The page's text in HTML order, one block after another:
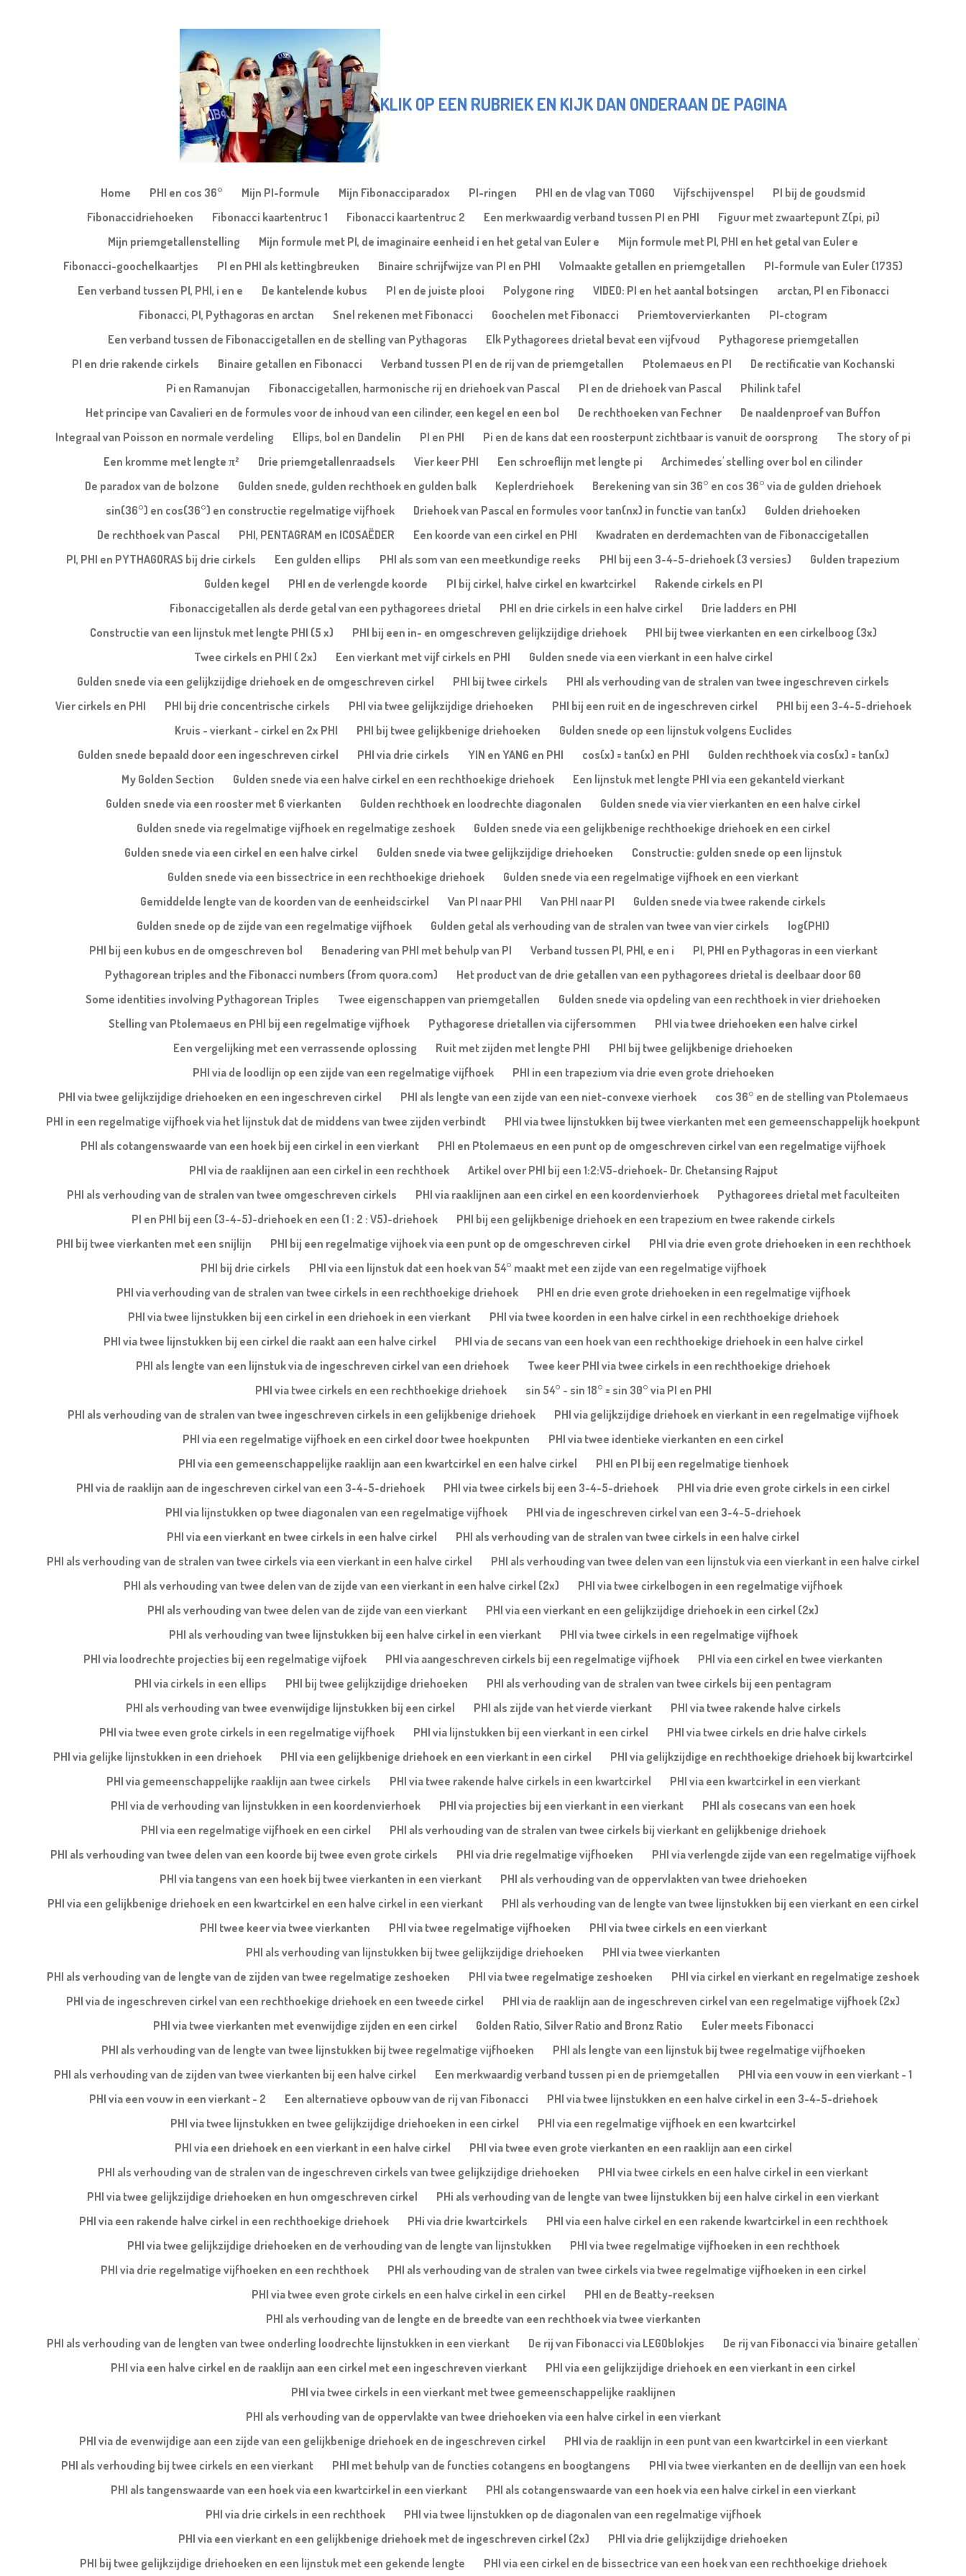
KLIK OP EEN RUBRIEK EN KIJK DAN ONDERAAN DE PAGINA
Home PHI en cos 36° Mijn PI-formule Mijn Fibonacciparadox PI-ringen PHI en de vlag van TOGO Vijfschijvenspel
PI bij de goudsmid
Fibonaccidriehoeken
Fibonacci kaartentruc 1 Fibonacci kaartentruc 2 Een merkwaardig verband tussen PI en PHI
Figuur met zwaartepunt Z(pi, pi)
Mijn priemgetallenstelling
Mijn formule met PI, de imaginaire eenheid i en het getal van Euler e
Mijn formule met PI, PHI en het getal van Euler e
Fibonacci-goochelkaartjes
PI en PHI als kettingbreuken Binaire schrijfwijze van PI en PHI Volmaakte getallen en priemgetallen
PI-formule van Euler (1735)
Een verband tussen PI, PHI, i en e
De kantelende kubus PI en de juiste plooi Polygone ring VIDEO: PI en het aantal botsingen
arctan, PI en Fibonacci
Fibonacci, PI, Pythagoras en arctan
Snel rekenen met Fibonacci Goochelen met Fibonacci Priemtovervierkanten
PI-ctogram
Een verband tussen de Fibonaccigetallen en de stelling van Pythagoras
Elk Pythagorees drietal bevat een vijfvoud
Pythagorese priemgetallen
PI en drie rakende cirkels
Binaire getallen en Fibonacci Verband tussen PI en de rij van de priemgetallen Ptolemaeus en PI
De rectificatie van Kochanski
Pi en Ramanujan
Fibonaccigetallen, harmonische rij en driehoek van Pascal PI en de driehoek van Pascal
Philink tafel
Het principe van Cavalieri en de formules voor de inhoud van een cilinder, een kegel en een bol
De rechthoeken van Fechner
De naaldenproef van Buffon
Integraal van Poisson en normale verdeling
Ellips, bol en Dandelin PI en PHI Pi en de kans dat een roosterpunt zichtbaar is vanuit de oorsprong
The story of pi
Een kromme met lengte π²
Drie priemgetallenraadsels Vier keer PHI Een schroeflijn met lengte pi
Archimedes' stelling over bol en cilinder
De paradox van de bolzone
Gulden snede, gulden rechthoek en gulden balk Keplerdriehoek
Berekening van sin 36° en cos 36° via de gulden driehoek
sin(36°) en cos(36°) en constructie regelmatige vijfhoek
Driehoek van Pascal en formules voor tan(nx) in functie van tan(x)
Gulden driehoeken
De rechthoek van Pascal
PHI, PENTAGRAM en ICOSAËDER Een koorde van een cirkel en PHI
Kwadraten en derdemachten van de Fibonaccigetallen
PI, PHI en PYTHAGORAS bij drie cirkels
Een gulden ellips PHI als som van een meetkundige reeks PHI bij een 3-4-5-driehoek (3 versies)
Gulden trapezium
Gulden kegel
PHI en de verlengde koorde PI bij cirkel, halve cirkel en kwartcirkel
Rakende cirkels en PI
Fibonaccigetallen als derde getal van een pythagorees drietal
PHI en drie cirkels in een halve cirkel
Drie ladders en PHI
Constructie van een lijnstuk met lengte PHI (5 x)
PHI bij een in- en omgeschreven gelijkzijdige driehoek
PHI bij twee vierkanten en een cirkelboog (3x)
Twee cirkels en PHI ( 2x)
Een vierkant met vijf cirkels en PHI
Gulden snede via een vierkant in een halve cirkel
Gulden snede via een gelijkzijdige driehoek en de omgeschreven cirkel
PHI bij twee cirkels
PHI als verhouding van de stralen van twee ingeschreven cirkels
Vier cirkels en PHI
PHI bij drie concentrische cirkels PHI via twee gelijkzijdige driehoeken PHI bij een ruit en de ingeschreven cirkel
PHI bij een 3-4-5-driehoek
Kruis - vierkant - cirkel en 2x PHI
PHI bij twee gelijkbenige driehoeken
Gulden snede op een lijnstuk volgens Euclides
Gulden snede bepaald door een ingeschreven cirkel
PHI via drie cirkels YIN en YANG en PHI cos(x) = tan(x) en PHI
Gulden rechthoek via cos(x) = tan(x)
My Golden Section
Gulden snede via een halve cirkel en een rechthoekige driehoek
Een lijnstuk met lengte PHI via een gekanteld vierkant
Gulden snede via een rooster met 6 vierkanten
Gulden rechthoek en loodrechte diagonalen
Gulden snede via vier vierkanten en een halve cirkel
Gulden snede via regelmatige vijfhoek en regelmatige zeshoek
Gulden snede via een gelijkbenige rechthoekige driehoek en een cirkel
Gulden snede via een cirkel en een halve cirkel
Gulden snede via twee gelijkzijdige driehoeken
Constructie: gulden snede op een lijnstuk
Gulden snede via een bissectrice in een rechthoekige driehoek
Gulden snede via een regelmatige vijfhoek en een vierkant
Gemiddelde lengte van de koorden van de eenheidscirkel
Van PI naar PHI Van PHI naar PI
Gulden snede via twee rakende cirkels
Gulden snede op de zijde van een regelmatige vijfhoek
Gulden getal als verhouding van de stralen van twee van vier cirkels
log(PHI)
PHI bij een kubus en de omgeschreven bol
Benadering van PHI met behulp van PI Verband tussen PI, PHI, e en i
PI, PHI en Pythagoras in een vierkant
Pythagorean triples and the Fibonacci numbers (from quora.com)
Het product van de drie getallen van een pythagorees drietal is deelbaar door 60
Some identities involving Pythagorean Triples
Twee eigenschappen van priemgetallen
Gulden snede via opdeling van een rechthoek in vier driehoeken
Stelling van Ptolemaeus en PHI bij een regelmatige vijfhoek
Pythagorese drietallen via cijfersommen
PHI via twee driehoeken een halve cirkel
Een vergelijking met een verrassende oplossing
Ruit met zijden met lengte PHI
PHI bij twee gelijkbenige driehoeken
PHI via de loodlijn op een zijde van een regelmatige vijfhoek
PHI in een trapezium via drie even grote driehoeken
PHI via twee gelijkzijdige driehoeken en een ingeschreven cirkel
PHI als lengte van een zijde van een niet-convexe vierhoek
cos 36° en de stelling van Ptolemaeus
PHI in een regelmatige vijfhoek via het lijnstuk dat de middens van twee zijden verbindt
PHI via twee lijnstukken bij twee vierkanten met een gemeenschappelijk hoekpunt
PHI als cotangenswaarde van een hoek bij een cirkel in een vierkant
PHI en Ptolemaeus en een punt op de omgeschreven cirkel van een regelmatige vijfhoek
PHI via de raaklijnen aan een cirkel in een rechthoek
Artikel over PHI bij een 1:2:V5-driehoek- Dr. Chetansing Rajput
PHI als verhouding van de stralen van twee omgeschreven cirkels
PHI via raaklijnen aan een cirkel en een koordenvierhoek
Pythagorees drietal met faculteiten
PI en PHI bij een (3-4-5)-driehoek en een (1 : 2 : V5)-driehoek
PHI bij een gelijkbenige driehoek en een trapezium en twee rakende cirkels
PHI bij twee vierkanten met een snijlijn
PHI bij een regelmatige vijhoek via een punt op de omgeschreven cirkel
PHI via drie even grote driehoeken in een rechthoek
PHI bij drie cirkels
PHI via een lijnstuk dat een hoek van 54° maakt met een zijde van een regelmatige vijfhoek
PHI via verhouding van de stralen van twee cirkels in een rechthoekige driehoek
PHI en drie even grote driehoeken in een regelmatige vijfhoek
PHI via twee lijnstukken bij een cirkel in een driehoek in een vierkant
PHI via twee koorden in een halve cirkel in een rechthoekige driehoek
PHI via twee lijnstukken bij een cirkel die raakt aan een halve cirkel
PHI via de secans van een hoek van een rechthoekige driehoek in een halve cirkel
PHI als lengte van een lijnstuk via de ingeschreven cirkel van een driehoek
Twee keer PHI via twee cirkels in een rechthoekige driehoek
PHI via twee cirkels en een rechthoekige driehoek
sin 54° - sin 18° = sin 30° via PI en PHI
PHI als verhouding van de stralen van twee ingeschreven cirkels in een gelijkbenige driehoek
PHI via gelijkzijdige driehoek en vierkant in een regelmatige vijfhoek
PHI via een regelmatige vijfhoek en een cirkel door twee hoekpunten
PHI via twee identieke vierkanten en een cirkel
PHI via een gemeenschappelijke raaklijn aan een kwartcirkel en een halve cirkel
PHI en PI bij een regelmatige tienhoek
PHI via de raaklijn aan de ingeschreven cirkel van een 3-4-5-driehoek
PHI via twee cirkels bij een 3-4-5-driehoek
PHI via drie even grote cirkels in een cirkel
PHI via lijnstukken op twee diagonalen van een regelmatige vijfhoek
PHI via de ingeschreven cirkel van een 3-4-5-driehoek
PHI via een vierkant en twee cirkels in een halve cirkel
PHI als verhouding van de stralen van twee cirkels in een halve cirkel
PHI als verhouding van de stralen van twee cirkels via een vierkant in een halve cirkel
PHI als verhouding van twee delen van een lijnstuk via een vierkant in een halve cirkel
PHI als verhouding van twee delen van de zijde van een vierkant in een halve cirkel (2x)
PHI via twee cirkelbogen in een regelmatige vijfhoek
PHI als verhouding van twee delen van de zijde van een vierkant
PHI via een vierkant en een gelijkzijdige driehoek in een cirkel (2x)
PHI als verhouding van twee lijnstukken bij een halve cirkel in een vierkant
PHI via twee cirkels in een regelmatige vijfhoek
PHI via loodrechte projecties bij een regelmatige vijfoek
PHI via aangeschreven cirkels bij een regelmatige vijfhoek
PHI via een cirkel en twee vierkanten
PHI via cirkels in een ellips
PHI bij twee gelijkzijdige driehoeken
PHI als verhouding van de stralen van twee cirkels bij een pentagram
PHI als verhouding van twee evenwijdige lijnstukken bij een cirkel
PHI als zijde van het vierde vierkant
PHI via twee rakende halve cirkels
PHI via twee even grote cirkels in een regelmatige vijfhoek
PHI via lijnstukken bij een vierkant in een cirkel
PHI via twee cirkels en drie halve cirkels
PHI via gelijke lijnstukken in een driehoek
PHI via een gelijkbenige driehoek en een vierkant in een cirkel
PHI via gelijkzijdige en rechthoekige driehoek bij kwartcirkel
PHI via gemeenschappelijke raaklijn aan twee cirkels
PHI via twee rakende halve cirkels in een kwartcirkel
PHI via een kwartcirkel in een vierkant
PHI via de verhouding van lijnstukken in een koordenvierhoek
PHI via projecties bij een vierkant in een vierkant
PHI als cosecans van een hoek
PHI via een regelmatige vijfhoek en een cirkel
PHI als verhouding van de stralen van twee cirkels bij vierkant en gelijkbenige driehoek
PHI als verhouding van twee delen van een koorde bij twee even grote cirkels
PHI via drie regelmatige vijfhoeken
PHI via verlengde zijde van een regelmatige vijfhoek
PHI via tangens van een hoek bij twee vierkanten in een vierkant
PHI als verhouding van de oppervlakten van twee driehoeken
PHI via een gelijkbenige driehoek en een kwartcirkel en een halve cirkel in een vierkant
PHI als verhouding van de lengte van twee lijnstukken bij een vierkant en een cirkel
PHI twee keer via twee vierkanten
PHI via twee regelmatige vijfhoeken
PHI via twee cirkels en een vierkant
PHI als verhouding van lijnstukken bij twee gelijkzijdige driehoeken
PHI via twee vierkanten
PHI als verhouding van de lengte van de zijden van twee regelmatige zeshoeken
PHI via twee regelmatige zeshoeken
PHI via cirkel en vierkant en regelmatige zeshoek
PHI via de ingeschreven cirkel van een rechthoekige driehoek en een tweede cirkel
PHI via de raaklijn aan de ingeschreven cirkel van een regelmatige vijfhoek (2x)
PHI via twee vierkanten met evenwijdige zijden en een cirkel
Golden Ratio, Silver Ratio and Bronz Ratio
Euler meets Fibonacci
PHI als verhouding van de lengte van twee lijnstukken bij twee regelmatige vijfhoeken
PHI als lengte van een lijnstuk bij twee regelmatige vijfhoeken
PHI als verhouding van de zijden van twee vierkanten bij een halve cirkel
Een merkwaardig verband tussen pi en de priemgetallen
PHI via een vouw in een vierkant - 1
PHI via een vouw in een vierkant - 2
Een alternatieve opbouw van de rij van Fibonacci
PHI via twee lijnstukken en een halve cirkel in een 3-4-5-driehoek
PHI via twee lijnstukken en twee gelijkzijdige driehoeken in een cirkel
PHI via een regelmatige vijfhoek en een kwartcirkel
PHI via een driehoek en een vierkant in een halve cirkel
PHI via twee even grote vierkanten en een raaklijn aan een cirkel
PHI als verhouding van de stralen van de ingeschreven cirkels van twee gelijkzijdige driehoeken
PHI via twee cirkels en een halve cirkel in een vierkant
PHI via twee gelijkzijdige driehoeken en hun omgeschreven cirkel
PHi als verhouding van de lengte van twee lijnstukken bij een halve cirkel in een vierkant
PHI via een rakende halve cirkel in een rechthoekige driehoek
PHi via drie kwartcirkels
PHI via een halve cirkel en een rakende kwartcirkel in een rechthoek
PHI via twee gelijkzijdige driehoeken en de verhouding van de lengte van lijnstukken
PHI via twee regelmatige vijfhoeken in een rechthoek
PHI via drie regelmatige vijfhoeken en een rechthoek
PHI als verhouding van de stralen van twee cirkels via twee regelmatige vijfhoeken in een cirkel
PHI via twee even grote cirkels en een halve cirkel in een cirkel
PHI en de Beatty-reeksen
PHI als verhouding van de lengte en de breedte van een rechthoek via twee vierkanten
PHI als verhouding van de lengten van twee onderling loodrechte lijnstukken in een vierkant
De rij van Fibonacci via LEGOblokjes
De rij van Fibonacci via 'binaire getallen'
PHI via een halve cirkel en de raaklijn aan een cirkel met een ingeschreven vierkant
PHI via een gelijkzijdige driehoek en een vierkant in een cirkel
PHI via twee cirkels in een vierkant met twee gemeenschappelijke raaklijnen
PHI als verhouding van de oppervlakte van twee driehoeken via een halve cirkel in een vierkant
PHI via de evenwijdige aan een zijde van een gelijkbenige driehoek en de ingeschreven cirkel
PHI via de raaklijn in een punt van een kwartcirkel in een vierkant
PHI als verhouding bij twee cirkels en een vierkant
PHI met behulp van de functies cotangens en boogtangens
PHI via twee vierkanten en de deellijn van een hoek
PHI als tangenswaarde van een hoek via een kwartcirkel in een vierkant
PHI als cotangenswaarde van een hoek via een halve cirkel in een vierkant
PHI via drie cirkels in een rechthoek
PHI via twee lijnstukken op de diagonalen van een regelmatige vijfhoek
PHI via een vierkant en een gelijkbenige driehoek met de ingeschreven cirkel (2x)
PHI via drie gelijkzijdige driehoeken
PHI bij twee gelijkzijdige driehoeken en een lijnstuk met een gekende lengte
PHI via een cirkel en de bissectrice van een hoek van een rechthoekige driehoek